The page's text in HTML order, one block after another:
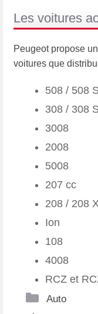
Les voitures
Peugeot propose
voitures que
508 / 508
308 / 308
3008
2008
5008
207 cc
208 / 208
Ion
108
4008
RCZ et
Auto